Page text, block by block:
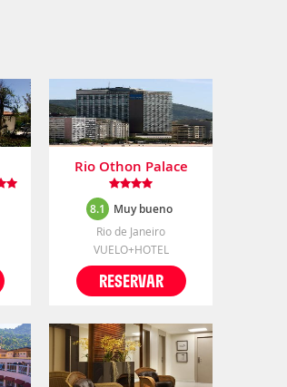
Rio Othon Palace
8.1 Muy bueno
Rio de Janeiro
VUELO+HOTEL
RESERVAR